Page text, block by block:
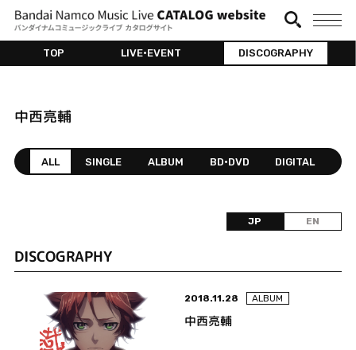
TOP LIVE•EVENT DISCOGRAPHY
中西亮輔
ALL SINGLE ALBUM BD•DVD DIGITAL
JP EN
DISCOGRAPHY
2018.11.28 ALBUM
中西亮輔